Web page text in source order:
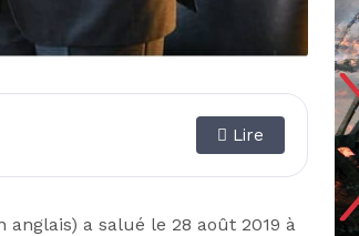
Lire
anglais) a salué le 28 août 2019 à